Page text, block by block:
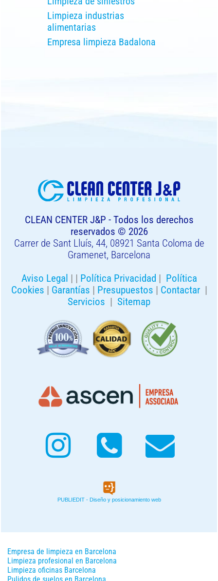
Limpieza industrias
alimentarias
Empresa limpieza Badalona
CLEAN CENTER J&P - Todos los derechos
reservados © 2026
Carrer de Sant Lluís, 44, 08921 Santa Coloma de
Gramenet, Barcelona
Aviso Legal | | Política Privacidad | Política
Cookies | Garantías | Presupuestos | Contactar|
Servicios | Sitemap
PUBLIEDIT - Diseño y posicionamiento web
Empresa de limpieza en Barcelona
Limpieza profesional en Barcelona
Limpieza oficinas Barcelona